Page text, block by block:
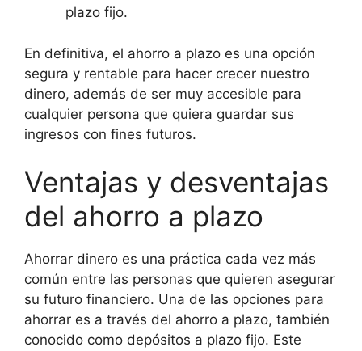
plazo fijo.
En definitiva, el ahorro a plazo es una opción
segura y rentable para hacer crecer nuestro
dinero, además de ser muy accesible para
cualquier persona que quiera guardar sus
ingresos con fines futuros.
Ventajas y desventajas
del ahorro a plazo
Ahorrar dinero es una práctica cada vez más
común entre las personas que quieren asegurar
su futuro financiero. Una de las opciones para
ahorrar es a través del ahorro a plazo, también
conocido como depósitos a plazo fijo. Este